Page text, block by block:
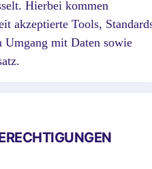
Hierbei kommen
akzeptierte Tools,
Umgang mit Daten sowie